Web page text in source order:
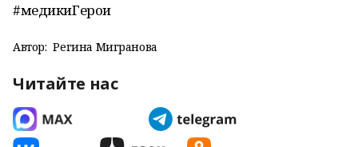
#медикиГерои
Автор: Регина Мигранова
Читайте нас